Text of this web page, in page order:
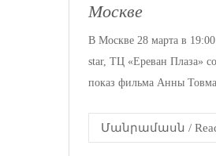
Москве
В Москве 28 марта в
star, ТЦ «Ереван Плаза»
показ фильма Анны
Մանրամասն /